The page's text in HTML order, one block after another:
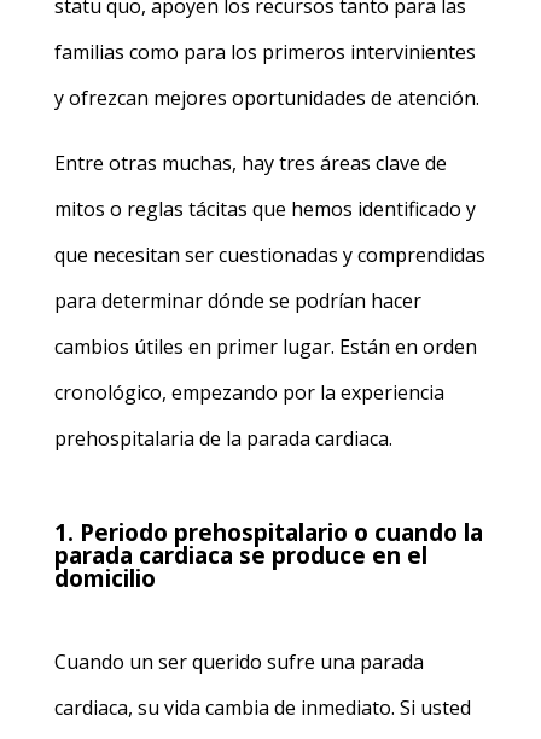
statu quo, apoyen los recursos tanto para las
familias como para los primeros intervinientes
y ofrezcan mejores oportunidades de atención.
Entre otras muchas, hay tres áreas clave de
mitos o reglas tácitas que hemos identificado y
que necesitan ser cuestionadas y comprendidas
para determinar dónde se podrían hacer
cambios útiles en primer lugar. Están en orden
cronológico, empezando por la experiencia
prehospitalaria de la parada cardiaca.
1. Periodo prehospitalario o cuando la
parada cardiaca se produce en el
domicilio
Cuando un ser querido sufre una parada
cardiaca, su vida cambia de inmediato. Si usted